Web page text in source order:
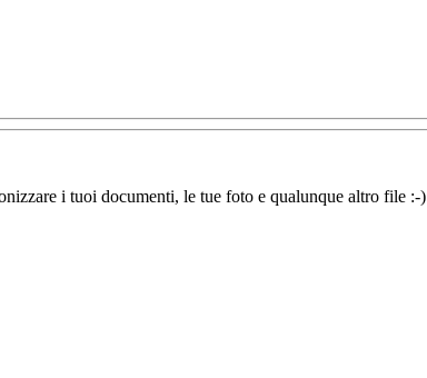
i tuoi documenti, le tue foto e qualunque altro file :-)